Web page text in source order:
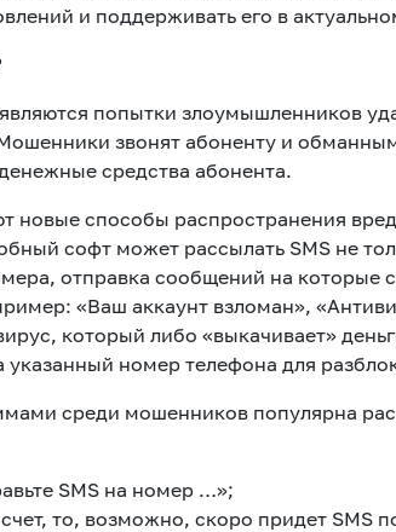
и поддерживать его в
попытки злоумышленников
звонят абоненту и
средства абонента.
новые способы распространения
софт может рассылать SMS не
отправка сообщений на которые
«Ваш аккаунт взломан»,
который либо «выкачивает»
номер телефона для
среди мошенников популярна
SMS на номер …»;
то, возможно, скоро придет SMS